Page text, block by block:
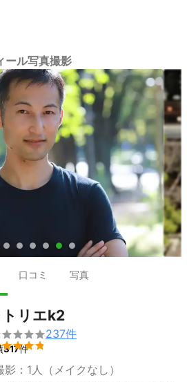
ール写真撮影
● ● ● ● ● ●
口コミ 写真
リエk2
237件
317件
影：1人（メイクなし）